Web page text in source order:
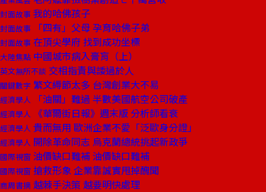
封面故事 我的哈佛孩子
封面故事 「四有」父母 孕育哈佛子弟
封面故事 在頂尖學府 找到成功坐標
大陸焦點 中國城市病入膏肓（上）
英文無所不談 交相指責與諉過於人
關鍵數字 繁文縟節太多 台灣創業大不易
經濟學人 「油關」難過 半數美國航空公司破產
經濟學人 《華爾街日報》週末版 分析師看衰
經濟學人 貴而無用 歐洲企業不愛「泛歐身分證」
經濟學人 開除革命同志 烏克蘭總統挑起新政爭
國際視窗 油價缺口難補 油價缺口難補
國際視窗 搶救形象 企業靠誠實甩掉醜聞
商周書摘 越棘手決策 越要明快處理